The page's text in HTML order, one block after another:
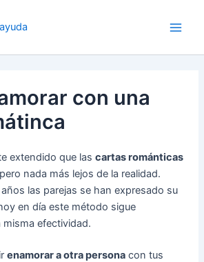
con una
extendido que lascartas románticas
nada más lejos de la realidad.
las parejas se han expresado su
en día este método sigue
efectividad.
enamorar a otra persona con tus